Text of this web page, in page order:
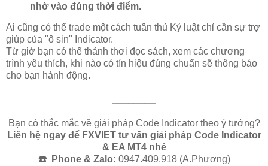
nhờ vào đúng thời điểm.
Ai cũng có thể trade một cách tuân thủ Kỷ luật chỉ cần sự trợ
giúp của "ô sin" Indicator.
Từ giờ bạn có thể thảnh thơi đọc sách, xem các chương
trình yêu thích, khi nào có tín hiệu đúng chuẩn sẽ thông báo
cho bạn hành động.
Bạn có thắc mắc về giải pháp Code Indicator theo ý tưởng?
Liên hệ ngay để FXVIET tư vấn giải pháp Code Indicator
& EA MT4 nhé
☎️ Phone & Zalo: 0947.409.918 (A.Phương)